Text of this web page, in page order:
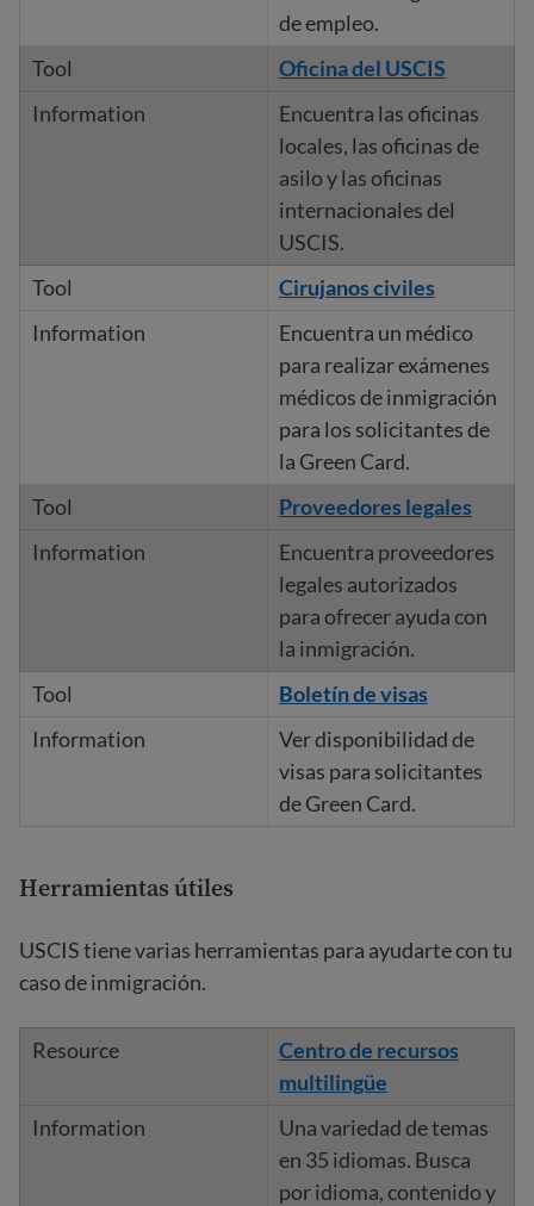
de empleo.
Oficina del USCIS
Encuentra las oficinas
locales, las oficinas de
asilo y las oficinas
internacionales del
USCIS.
Cirujanos civiles
Encuentra un médico
para realizar exámenes
médicos de inmigración
para los solicitantes de
la Green Card.
Proveedores legales
Encuentra proveedores
legales autorizados
para ofrecer ayuda con
la inmigración.
Boletín de visas
Ver disponibilidad de
visas para solicitantes
de Green Card.
Herramientas útiles
USCIS tiene varias herramientas para ayudarte con tu
caso de inmigración.
Centro de recursos
multilingüe
Una variedad de temas
en 35 idiomas. Busca
por idioma, contenido y